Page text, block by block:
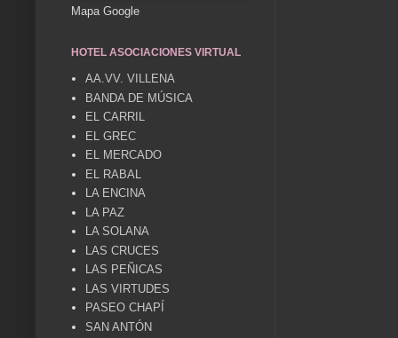
Mapa Google
HOTEL ASOCIACIONES VIRTUAL
AA.VV. VILLENA
BANDA DE MÚSICA
EL CARRIL
EL GREC
EL MERCADO
EL RABAL
LA ENCINA
LA PAZ
LA SOLANA
LAS CRUCES
LAS PEÑICAS
LAS VIRTUDES
PASEO CHAPÍ
SAN ANTÓN